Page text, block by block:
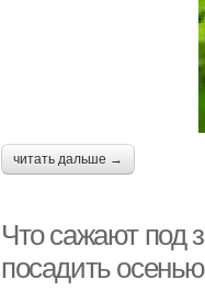
читать дальше →
Что сажают под
посадить